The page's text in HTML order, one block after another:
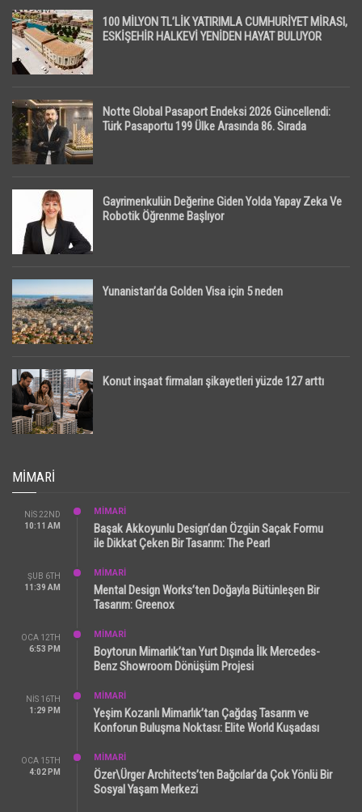
100 MİLYON TL’LİK YATIRIMLA CUMHURİYET MİRASI,
ESKİŞEHİR HALKEVİ YENİDEN HAYAT BULUYOR
Notte Global Pasaport Endeksi 2026 Güncellendi:
Türk Pasaportu 199 Ülke Arasında 86. Sırada
Gayrimenkulün Değerine Giden Yolda Yapay Zeka Ve
Robotik Öğrenme Başlıyor
Yunanistan’da Golden Visa için 5 neden
Konut inşaat firmaları şikayetleri yüzde 127 arttı
MIMARI
NIS 22ND
10:11 AM
MİMARİ
Başak Akkoyunlu Design’dan Özgün Saçak Formu
ile Dikkat Çeken Bir Tasarım: The Pearl
ŞUB 6TH
11:39 AM
MİMARİ
Mental Design Works’ten Doğayla Bütünleşen Bir
Tasarım: Greenox
OCA 12TH
6:53 PM
MİMARİ
Boytorun Mimarlık’tan Yurt Dışında İlk Mercedes-
Benz Showroom Dönüşüm Projesi
NIS 16TH
1:29 PM
MİMARİ
Yeşim Kozanlı Mimarlık’tan Çağdaş Tasarım ve
Konforun Buluşma Noktası: Elite World Kuşadası
OCA 15TH
4:02 PM
MİMARİ
Özer\Ürger Architects’ten Bağcılar’da Çok Yönlü Bir
Sosyal Yaşam Merkezi